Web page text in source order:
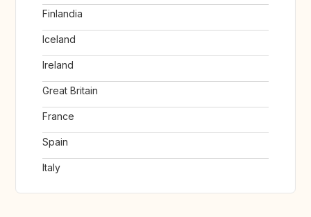
Finlandia
Iceland
Ireland
Great Britain
France
Spain
Italy